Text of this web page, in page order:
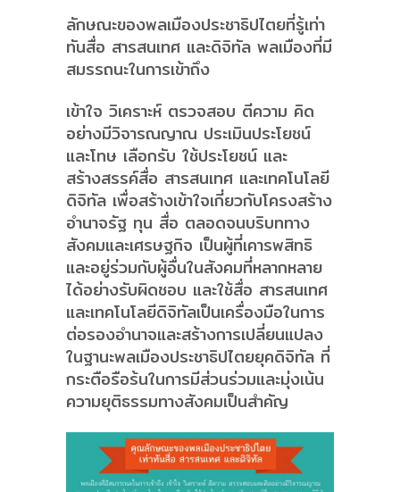
ลักษณะของพลเมืองประชาธิปไตยที่รู้เท่า
ทันสื่อ สารสนเทศ และดิจิทัล พลเมืองที่มี
สมรรถนะในการเข้าถึง
เข้าใจ วิเคราะห์ ตรวจสอบ ตีความ คิด
อย่างมีวิจารณญาณ ประเมินประโยชน์
และโทษ เลือกรับ ใช้ประโยชน์ และ
สร้างสรรค์สื่อ สารสนเทศ และเทคโนโลยี
ดิจิทัล เพื่อสร้างเข้าใจเกี่ยวกับโครงสร้าง
อำนาจรัฐ ทุน สื่อ ตลอดจนบริบททาง
สังคมและเศรษฐกิจ เป็นผู้ที่เคารพสิทธิ
และอยู่ร่วมกับผู้อื่นในสังคมที่หลากหลาย
ได้อย่างรับผิดชอบ และใช้สื่อ สารสนเทศ
และเทคโนโลยีดิจิทัลเป็นเครื่องมือในการ
ต่อรองอำนาจและสร้างการเปลี่ยนแปลง
ในฐานะพลเมืองประชาธิปไตยยุคดิจิทัล ที่
กระตือรือร้นในการมีส่วนร่วมและมุ่งเน้น
ความยุติธรรมทางสังคมเป็นสำคัญ